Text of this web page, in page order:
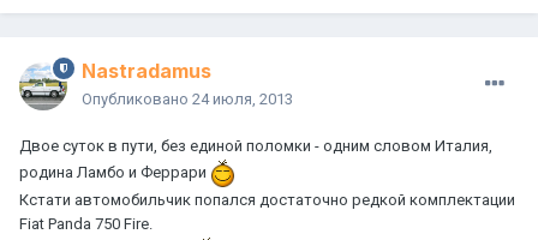
Nastradamus
Опубликовано 24 июля, 2013
Двое суток в пути, без единой поломки - одним словом Италия,
родина Ламбо и Феррари
Кстати автомобильчик попался достаточно редкой комплектации
Fiat Panda 750 Fire.